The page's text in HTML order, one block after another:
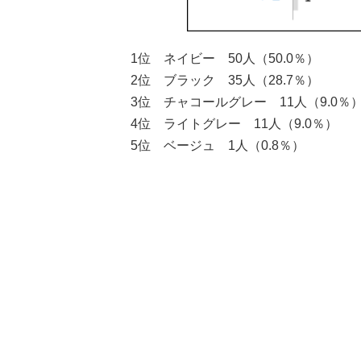
1位 ネイビー 50人（50.0％）
2位 ブラック 35人（28.7％）
3位 チャコールグレー 11人（9.0％
4位 ライトグレー 11人（9.0％）
5位 ベージュ 1人（0.8％）